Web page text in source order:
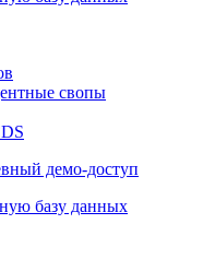
свопы
демо-доступ
базу данных